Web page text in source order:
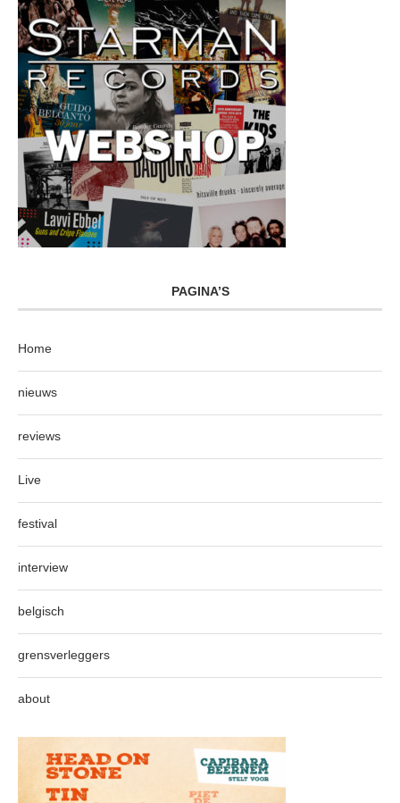
PAGINA’S
Home
nieuws
reviews
Live
festival
interview
belgisch
grensverleggers
about